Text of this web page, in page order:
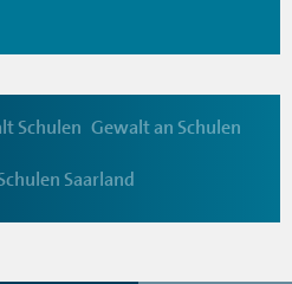
Schulen Gewalt an Schulen
Saarland